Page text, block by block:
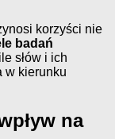
korzyści nie
badań
słów i ich
w kierunku
na